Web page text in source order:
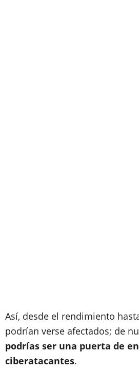
Así, desde el rendimiento
podrían verse afectados; de
podrías ser una puerta de
ciberatacantes.